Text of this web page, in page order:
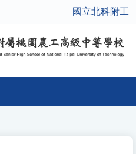
國立北科附工